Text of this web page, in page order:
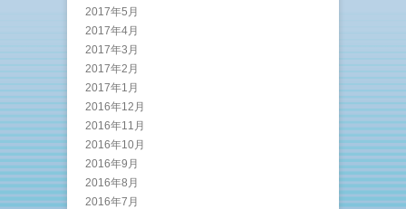
2017年5月
2017年4月
2017年3月
2017年2月
2017年1月
2016年12月
2016年11月
2016年10月
2016年9月
2016年8月
2016年7月